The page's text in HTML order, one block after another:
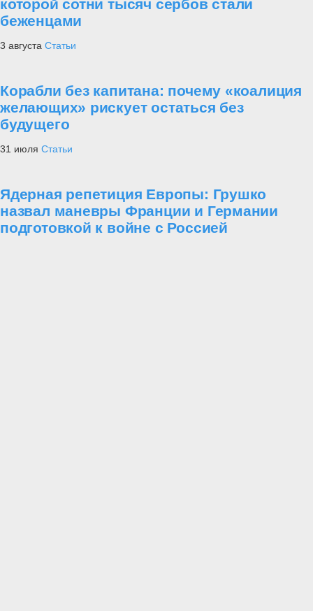
которой сотни тысяч сербов стали
беженцами
3 августа Статьи
Корабли без капитана: почему «коалиция
желающих» рискует остаться без
будущего
31 июля Статьи
Ядерная репетиция Европы: Грушко
назвал маневры Франции и Германии
подготовкой к войне с Россией